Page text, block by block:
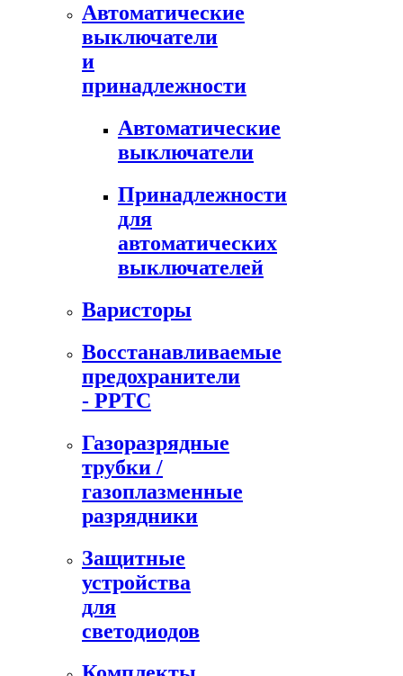
Автоматические
выключатели
и
принадлежности
Автоматические
выключатели
Принадлежности
для
автоматических
выключателей
Варисторы
Восстанавливаемые
предохранители
- PPTC
Газоразрядные
трубки /
газоплазменные
разрядники
Защитные
устройства
для
светодиодов